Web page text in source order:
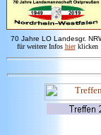
70 Jahre LO Landesgr.
für weitere Infos hier klicken